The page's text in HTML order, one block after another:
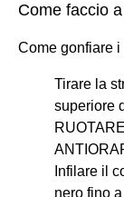
Come faccio
Come gonfiare
Tirare la
superiore
Infilare il
nero fino